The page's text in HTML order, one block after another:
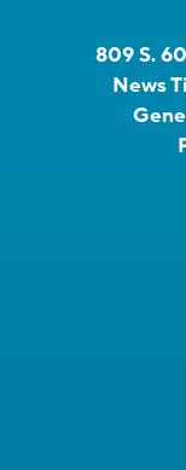
809 S.
News